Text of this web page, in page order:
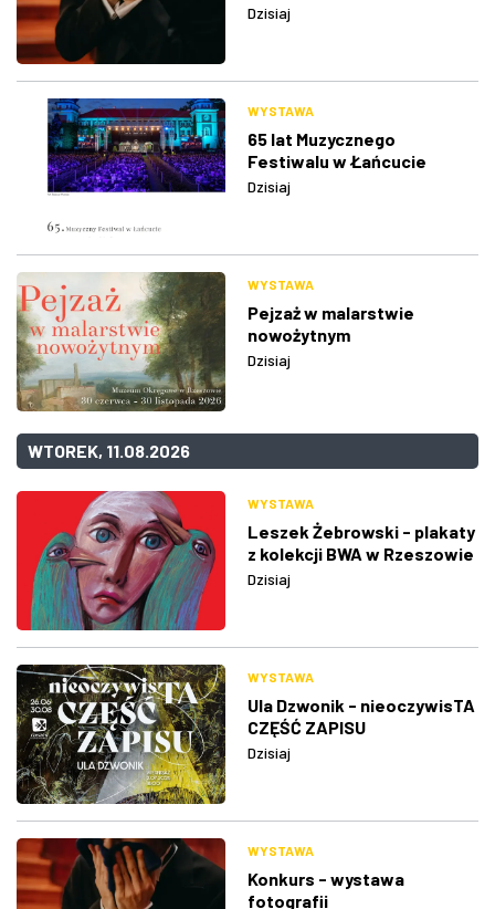
Dzisiaj
WYSTAWA
65 lat Muzycznego
Festiwalu w Łańcucie
Dzisiaj
WYSTAWA
Pejzaż w malarstwie
nowożytnym
Dzisiaj
WTOREK, 11.08.2026
WYSTAWA
Leszek Żebrowski - plakaty
z kolekcji BWA w Rzeszowie
Dzisiaj
WYSTAWA
Ula Dzwonik - nieoczywisTA
CZĘŚĆ ZAPISU
Dzisiaj
WYSTAWA
Konkurs - wystawa
fotografii